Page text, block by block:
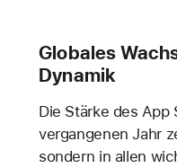
Globales
Dynamik
Die Stärke des
vergangenen Jahr
sondern in allen